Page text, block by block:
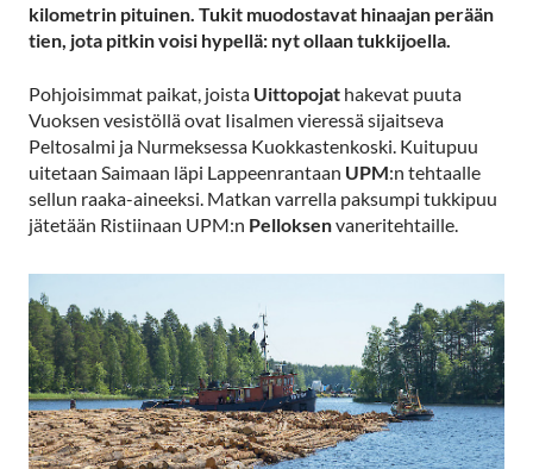
kilometrin pituinen. Tukit muodostavat hinaajan perään
tien, jota pitkin voisi hypellä: nyt ollaan tukkijoella.
Pohjoisimmat paikat, joista Uittopojat hakevat puuta
Vuoksen vesistöllä ovat Iisalmen vieressä sijaitseva
Peltosalmi ja Nurmeksessa Kuokkastenkoski. Kuitupuu
uitetaan Saimaan läpi Lappeenrantaan UPM:n tehtaalle
sellun raaka-aineeksi. Matkan varrella paksumpi tukkipuu
jätetään Ristiinaan UPM:n Pelloksenvaneritehtaille.